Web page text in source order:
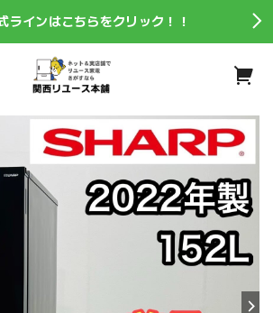
ラインはこちらをクリック！！